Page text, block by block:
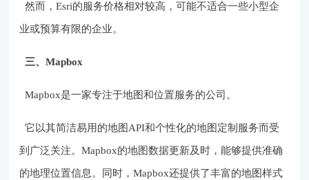
然而，Esri的服务价格相对较高，可能不适合一些小型企
业或预算有限的企业。
三、Mapbox
Mapbox是一家专注于地图和位置服务的公司。
它以其简洁易用的地图API和个性化的地图定制服务而受
到广泛关注。Mapbox的地图数据更新及时，能够提供准确
的地理位置信息。同时，Mapbox还提供了丰富的地图样式